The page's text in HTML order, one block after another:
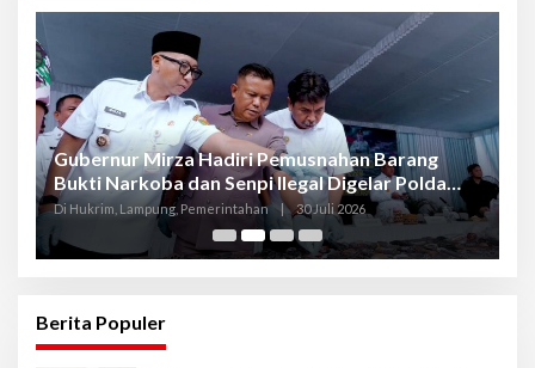
Gubernur Mirza Hadiri Pemusnahan Barang
Bukti Narkoba dan Senpi Ilegal Digelar Polda
Lampung
Di Hukrim, Lampung, Pemerintahan 30 Juli 2026
Berita Populer